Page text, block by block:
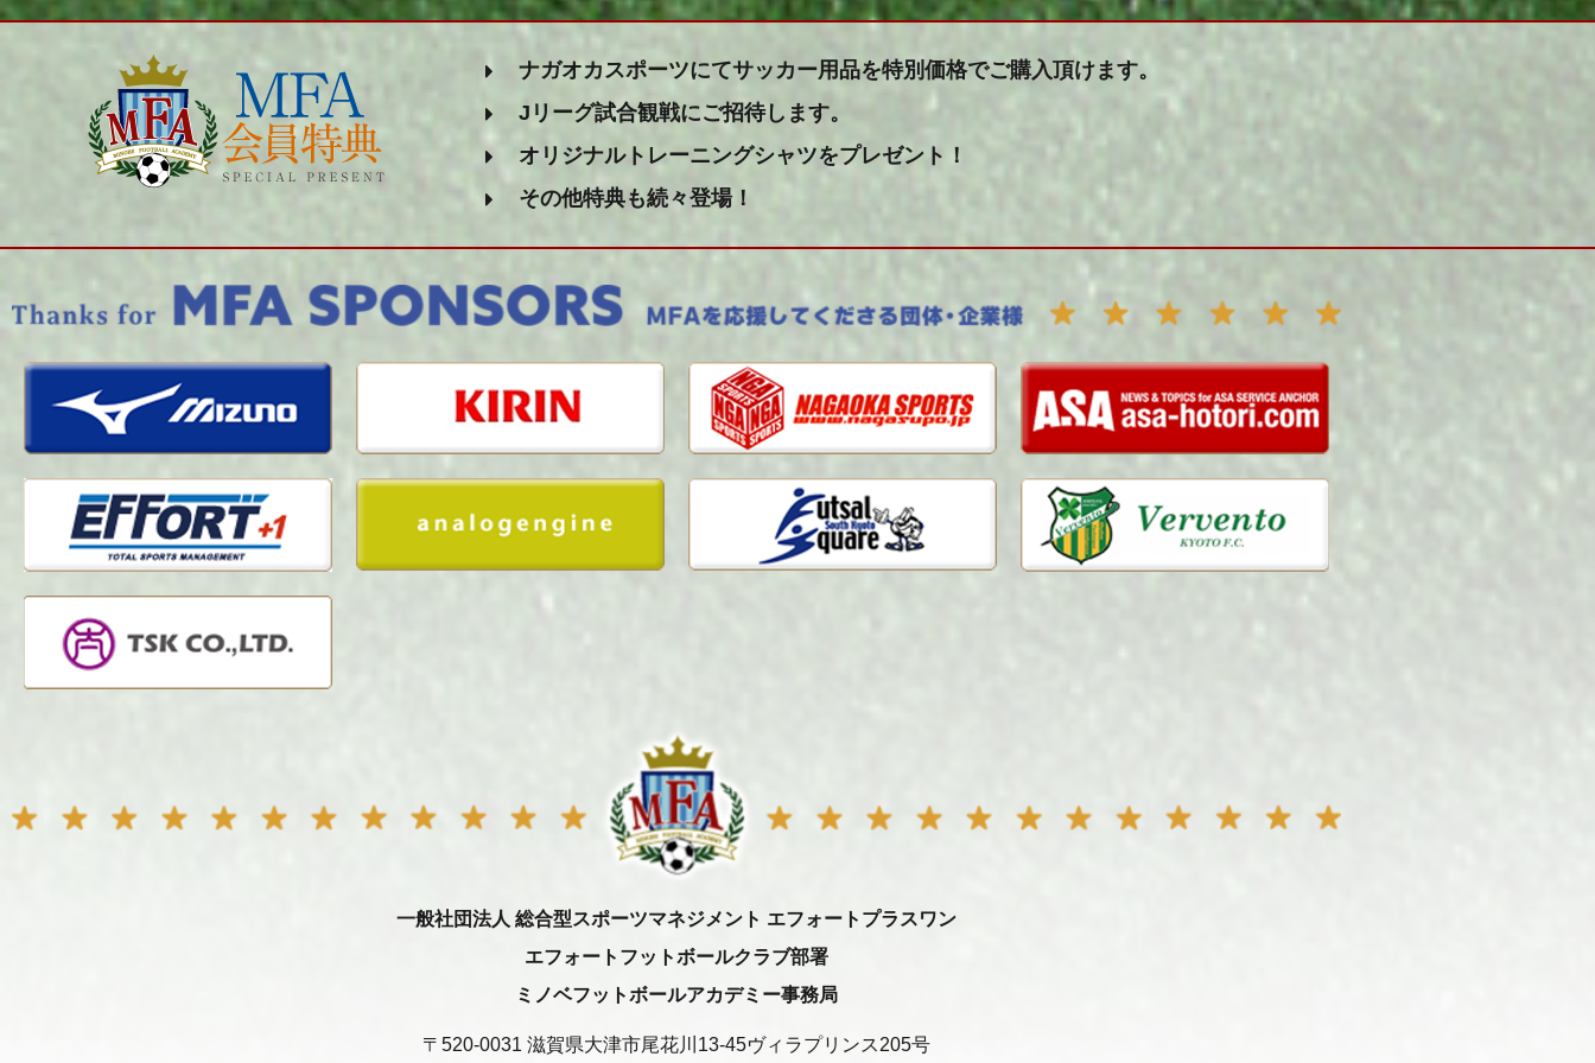
ナガオカスポーツにてサッカー用品を特別価格でご購入頂けます。
Jリーグ試合観戦にご招待します。
オリジナルトレーニングシャツをプレゼント！
その他特典も続々登場！
一般社団法人 総合型スポーツマネジメント エフォートプラスワン
エフォートフットボールクラブ部署
ミノベフットボールアカデミー事務局
〒520-0031 滋賀県大津市尾花川13-45ヴィラプリンス205号